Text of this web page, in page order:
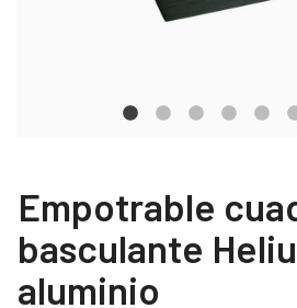
Empotrable
basculante
aluminio